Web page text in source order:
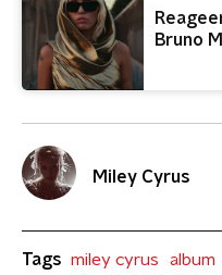
Bruno
Miley Cyrus
Tags miley cyrus album